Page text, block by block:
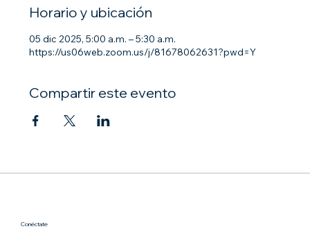
Horario y ubicación
05 dic 2025, 5:00 a.m. – 5:30 a.m.
https://us06web.zoom.us/j/81678062631?pwd=Y
Compartir este evento
Conéctate